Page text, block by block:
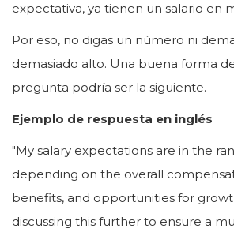
expectativa, ya tienen un salario en
Por eso, no digas un número ni
demasiado alto. Una buena forma
pregunta podría ser la siguiente.
Ejemplo de respuesta en inglés
"My salary expectations are in the
depending on the overall
benefits, and opportunities for
discussing this further to ensure a